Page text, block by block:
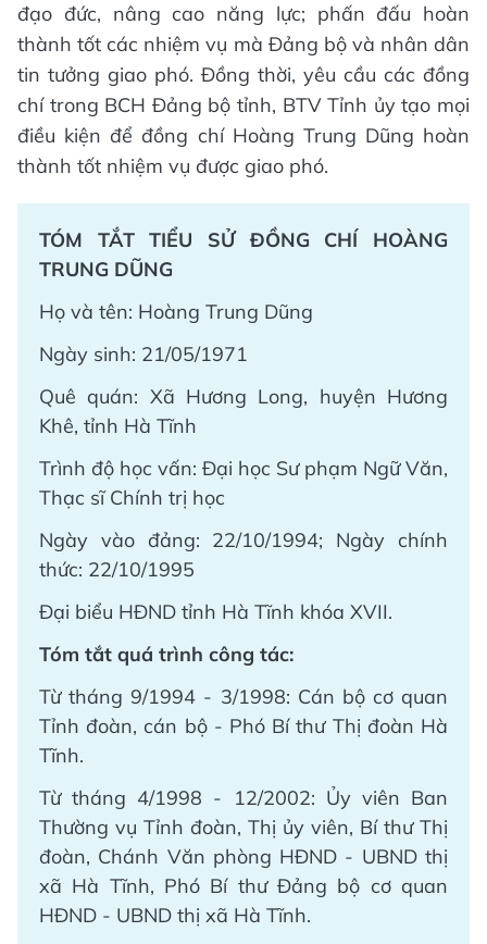
đạo đức, nâng cao năng lực; phấn đấu hoàn
thành tốt các nhiệm vụ mà Đảng bộ và nhân dân
tin tưởng giao phó. Đồng thời, yêu cầu các đồng
chí trong BCH Đảng bộ tỉnh, BTV Tỉnh ủy tạo mọi
điều kiện để đồng chí Hoàng Trung Dũng hoàn
thành tốt nhiệm vụ được giao phó.
TÓM TẮT TIỂU SỬ ĐỒNG CHÍ HOÀNG
TRUNG DŨNG
Họ và tên: Hoàng Trung Dũng
Ngày sinh: 21/05/1971
Quê quán: Xã Hương Long, huyện Hương
Khê, tỉnh Hà Tĩnh
Trình độ học vấn: Đại học Sư phạm Ngữ Văn,
Thạc sĩ Chính trị học
Ngày vào đảng: 22/10/1994; Ngày chính
thức: 22/10/1995
Đại biểu HĐND tỉnh Hà Tĩnh khóa XVII.
Tóm tắt quá trình công tác:
Từ tháng 9/1994 - 3/1998: Cán bộ cơ quan
Tỉnh đoàn, cán bộ - Phó Bí thư Thị đoàn Hà
Tĩnh.
Từ tháng 4/1998 - 12/2002: Ủy viên Ban
Thường vụ Tỉnh đoàn, Thị ủy viên, Bí thư Thị
đoàn, Chánh Văn phòng HĐND - UBND thị
xã Hà Tĩnh, Phó Bí thư Đảng bộ cơ quan
HĐND - UBND thị xã Hà Tĩnh.